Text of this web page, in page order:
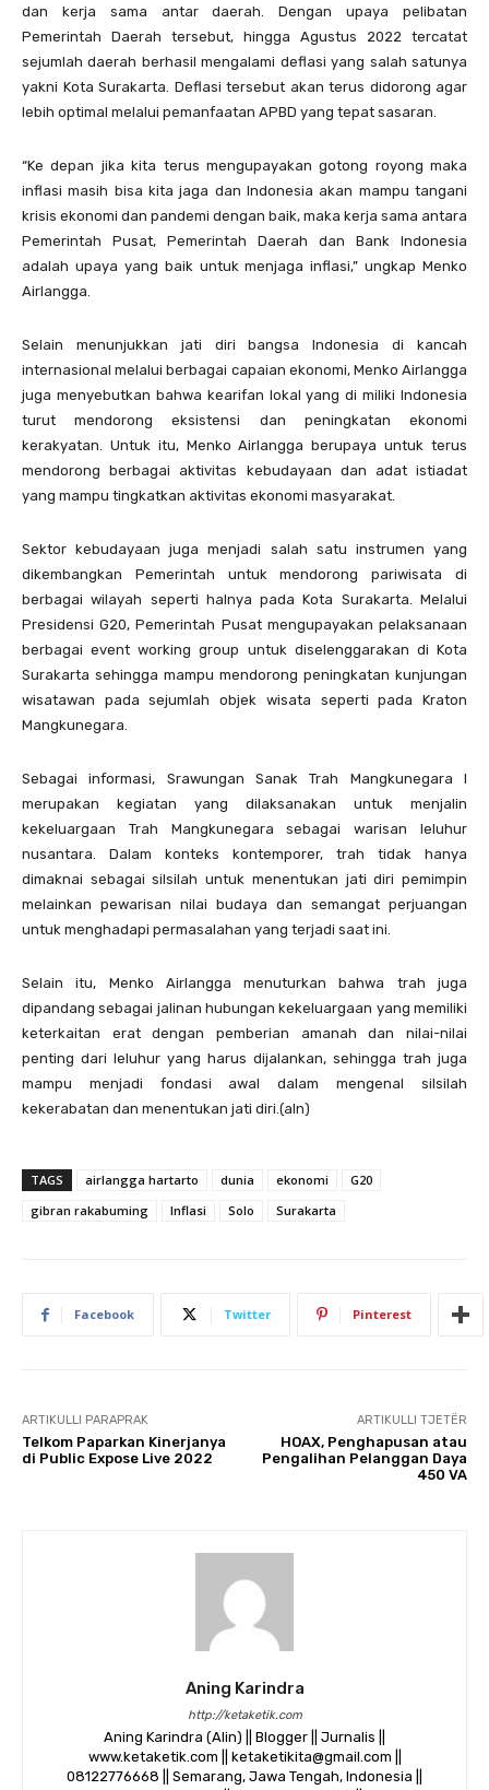
dan kerja sama antar daerah. Dengan upaya pelibatan
Pemerintah Daerah tersebut, hingga Agustus 2022 tercatat
sejumlah daerah berhasil mengalami deflasi yang salah satunya
yakni Kota Surakarta. Deflasi tersebut akan terus didorong agar
lebih optimal melalui pemanfaatan APBD yang tepat sasaran.
“Ke depan jika kita terus mengupayakan gotong royong maka
inflasi masih bisa kita jaga dan Indonesia akan mampu tangani
krisis ekonomi dan pandemi dengan baik, maka kerja sama antara
Pemerintah Pusat, Pemerintah Daerah dan Bank Indonesia
adalah upaya yang baik untuk menjaga inflasi,” ungkap Menko
Airlangga.
Selain menunjukkan jati diri bangsa Indonesia di kancah
internasional melalui berbagai capaian ekonomi, Menko Airlangga
juga menyebutkan bahwa kearifan lokal yang di miliki Indonesia
turut mendorong eksistensi dan peningkatan ekonomi
kerakyatan. Untuk itu, Menko Airlangga berupaya untuk terus
mendorong berbagai aktivitas kebudayaan dan adat istiadat
yang mampu tingkatkan aktivitas ekonomi masyarakat.
Sektor kebudayaan juga menjadi salah satu instrumen yang
dikembangkan Pemerintah untuk mendorong pariwisata di
berbagai wilayah seperti halnya pada Kota Surakarta. Melalui
Presidensi G20, Pemerintah Pusat mengupayakan pelaksanaan
berbagai event working group untuk diselenggarakan di Kota
Surakarta sehingga mampu mendorong peningkatan kunjungan
wisatawan pada sejumlah objek wisata seperti pada Kraton
Mangkunegara.
Sebagai informasi, Srawungan Sanak Trah Mangkunegara I
merupakan kegiatan yang dilaksanakan untuk menjalin
kekeluargaan Trah Mangkunegara sebagai warisan leluhur
nusantara. Dalam konteks kontemporer, trah tidak hanya
dimaknai sebagai silsilah untuk menentukan jati diri pemimpin
melainkan pewarisan nilai budaya dan semangat perjuangan
untuk menghadapi permasalahan yang terjadi saat ini.
Selain itu, Menko Airlangga menuturkan bahwa trah juga
dipandang sebagai jalinan hubungan kekeluargaan yang memiliki
keterkaitan erat dengan pemberian amanah dan nilai-nilai
penting dari leluhur yang harus dijalankan, sehingga trah juga
mampu menjadi fondasi awal dalam mengenal silsilah
kekerabatan dan menentukan jati diri.(aln)
TAGS airlangga hartarto dunia ekonomi
G20
gibran rakabuming
Inflasi Solo Surakarta
Facebook Twitter Pinterest
ARTIKULLI PARAPRAK
Telkom Paparkan Kinerjanya
di Public Expose Live 2022
ARTIKULLI TJETËR
HOAX, Penghapusan atau
Pengalihan Pelanggan Daya
450 VA
Aning Karindra
http://ketaketik.com
Aning Karindra (Alin) || Blogger || Jurnalis ||
www.ketaketik.com || ketaketikita@gmail.com ||
08122776668 || Semarang, Jawa Tengah, Indonesia ||